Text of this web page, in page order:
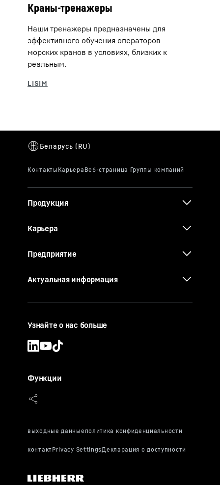
Краны-тренажеры
Наши тренажеры предназначены для
эффективного обучения операторов
морских кранов в условиях, близких к
реальным.
Продукция
Карьера
Предприятие
Актуальная информация
Узнайте о нас больше
Функции